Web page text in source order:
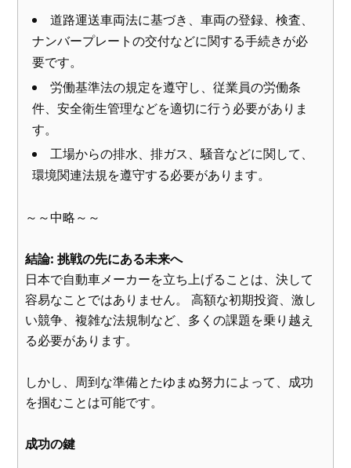
道路運送車両法に基づき、車両の登録、検査、
ナンバープレートの交付などに関する手続きが必
要です。
労働基準法の規定を遵守し、従業員の労働条
件、安全衛生管理などを適切に行う必要がありま
す。
工場からの排水、排ガス、騒音などに関して、
環境関連法規を遵守する必要があります。
～～中略～～
結論: 挑戦の先にある未来へ
日本で自動車メーカーを立ち上げることは、決して
容易なことではありません。 高額な初期投資、激し
い競争、複雑な法規制など、多くの課題を乗り越え
る必要があります。
しかし、周到な準備とたゆまぬ努力によって、成功
を掴むことは可能です。
成功の鍵